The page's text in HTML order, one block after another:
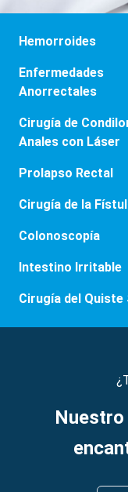
Hemorroides
Enfermedades
Anorrectales
Cirugía de
Anales con Láser
Prolapso Rectal
Cirugía de la
Colonoscopía
Intestino Irritable
Cirugía del Quiste